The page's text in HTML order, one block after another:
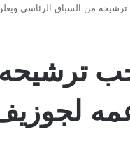
ترشيحه من السباق الرئاسي